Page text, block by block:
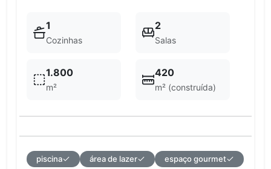
1
Cozinhas
2
Salas
1.800
m²
420
m² (construída)
piscina área de lazer espaço gourmet